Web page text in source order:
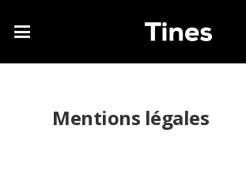
Mentions légales